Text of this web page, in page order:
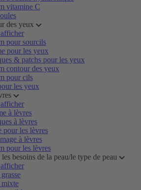
vitamine C
des yeux
pour sourcils
pour les yeux
& patchs pour les yeux
contour des yeux
pour cils
les yeux
à lèvres
à lèvres
pour les lèvres
à lèvres
pour les lèvres
besoins de la peau/le type de peau
mixte